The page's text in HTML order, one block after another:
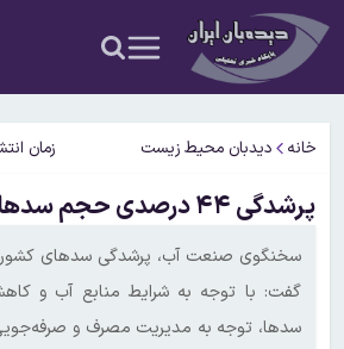
خانه دیدبان محیط زیست زمان
پرشدگی ۴۴ درصدی حجم سد‌های کشور
گفت: با توجه به شرایط منابع آب و
سدها، توجه به مدیریت مصرف و